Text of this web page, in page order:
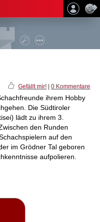
Gefällt mir! 0 Kommentare
ihrem Hobby
Die Südtiroler
lädt zu ihrem 3.
den Runden
auf den
im Grödner Tal geboren
aufpolieren.